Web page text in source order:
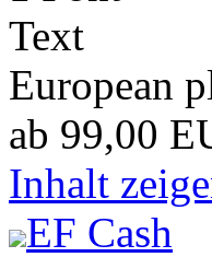
Text
European
ab 99,00
Inhalt
EF Cash